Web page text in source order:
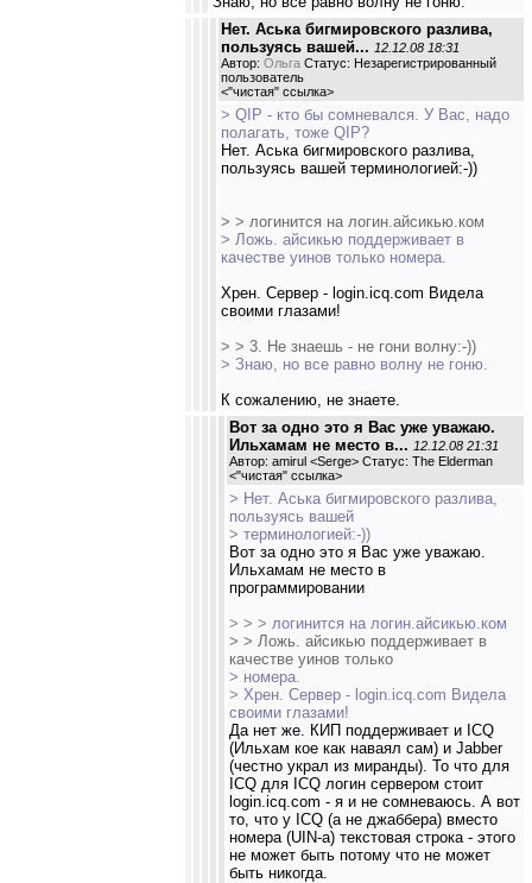
Нет. Аська бигмировского разлива,
пользуясь вашей... 12.12.08 18:31
Автор: Ольга Статус: Незарегистрированный
пользователь
<"чистая" ссылка>
> QIP - кто бы сомневался. У Вас, надо
полагать, тоже QIP?
Нет. Аська бигмировского разлива,
пользуясь вашей терминологией:-))
> > логинится на логин.айсикью.ком
> Ложь. айсикью поддерживает в
качестве уинов только номера.
Хрен. Cервер - login.icq.com Видела
своими глазами!
> > 3. Не знаешь - не гони волну:-))
> Знаю, но все равно волну не гоню.
К сожалению, не знаете.
Вот за одно это я Вас уже уважаю.
Ильхамам не место в... 12.12.08 21:31
Автор: amirul <Serge> Статус: The Elderman
<"чистая" ссылка>
> Нет. Аська бигмировского разлива,
пользуясь вашей
> терминологией:-))
Вот за одно это я Вас уже уважаю.
Ильхамам не место в
программировании
> > > логинится на логин.айсикью.ком
> > Ложь. айсикью поддерживает в
качестве уинов только
> номера.
> Хрен. Cервер - login.icq.com Видела
своими глазами!
Да нет же. КИП поддерживает и ICQ
(Ильхам кое как наваял сам) и Jabber
(честно украл из миранды). То что для
ICQ для ICQ логин сервером стоит
login.icq.com - я и не сомневаюсь. А вот
то, что у ICQ (а не джаббера) вместо
номера (UIN-а) текстовая строка - этого
не может быть потому что не может
быть никогда.